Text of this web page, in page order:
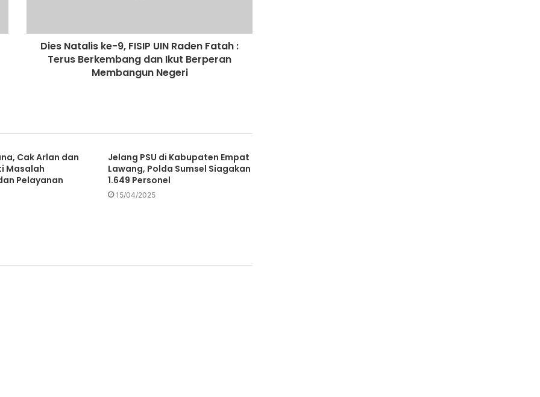
Dies Natalis ke-9, FISIP UIN Raden Fatah :
Terus Berkembang dan Ikut Berperan
Membangun Negeri
Cak Arlan dan
Masalah
Pelayanan
Jelang PSU di Kabupaten Empat
Lawang, Polda Sumsel Siagakan
1.649 Personel
15/04/2025